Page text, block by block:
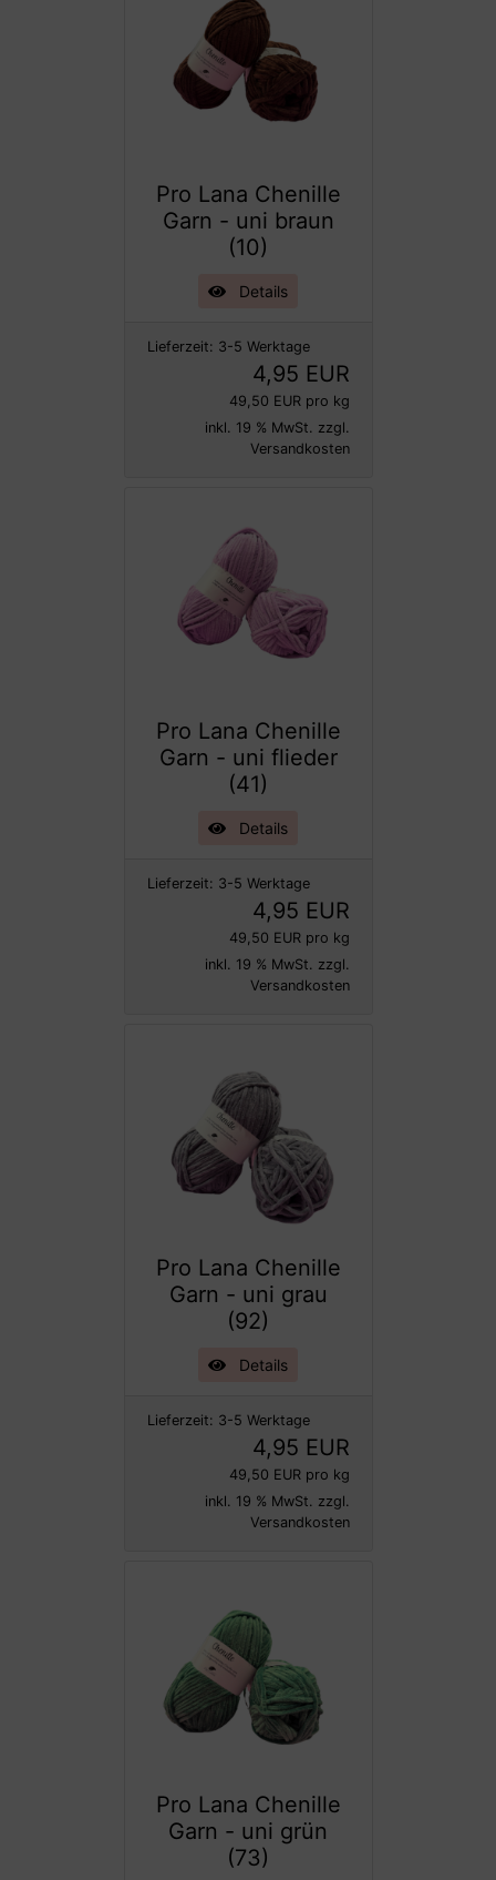
Pro Lana Chenille
Garn - uni braun
(10)
Details
Lieferzeit: 3-5 Werktage
4,95 EUR
49,50 EUR pro kg
inkl. 19 % MwSt. zzgl.
Versandkosten
Pro Lana Chenille
Garn - uni flieder
(41)
Details
Lieferzeit: 3-5 Werktage
4,95 EUR
49,50 EUR pro kg
inkl. 19 % MwSt. zzgl.
Versandkosten
Pro Lana Chenille
Garn - uni grau
(92)
Details
Lieferzeit: 3-5 Werktage
4,95 EUR
49,50 EUR pro kg
inkl. 19 % MwSt. zzgl.
Versandkosten
Pro Lana Chenille
Garn - uni grün
(73)